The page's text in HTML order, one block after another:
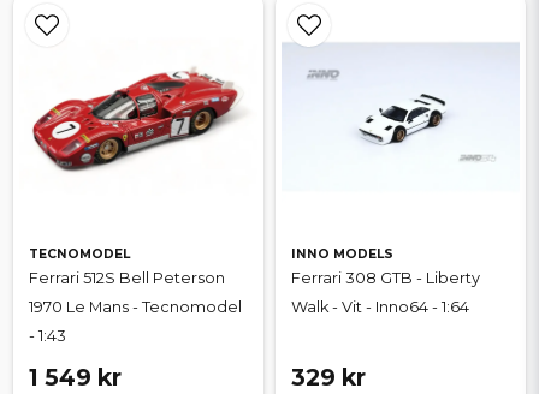
TECNOMODEL
Ferrari 512S Bell Peterson
1970 Le Mans - Tecnomodel
- 1:43
1 549 kr
INNO MODELS
Ferrari 308 GTB - Liberty
Walk - Vit - Inno64 - 1:64
329 kr